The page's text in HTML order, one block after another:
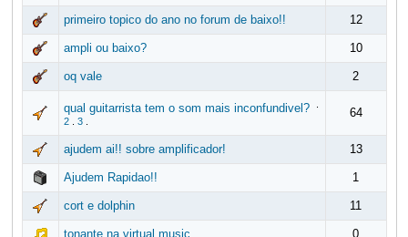
primeiro topico do ano no forum de baixo!! 12
ampli ou baixo? 10
oq vale 2
qual guitarrista tem o som mais inconfundivel?
2. 3.
64
ajudem ai!! sobre amplificador! 13
Ajudem Rapidao!! 1
cort e dolphin 11
tonante na virtual music 0